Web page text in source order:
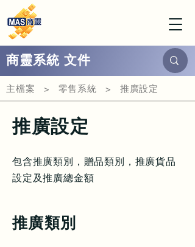
商靈系統 文件
主檔案 > 零售系統 > 推廣設定
推廣設定
包含推廣類別，贈品類別，推廣貨品
設定及推廣總金額
推廣類別